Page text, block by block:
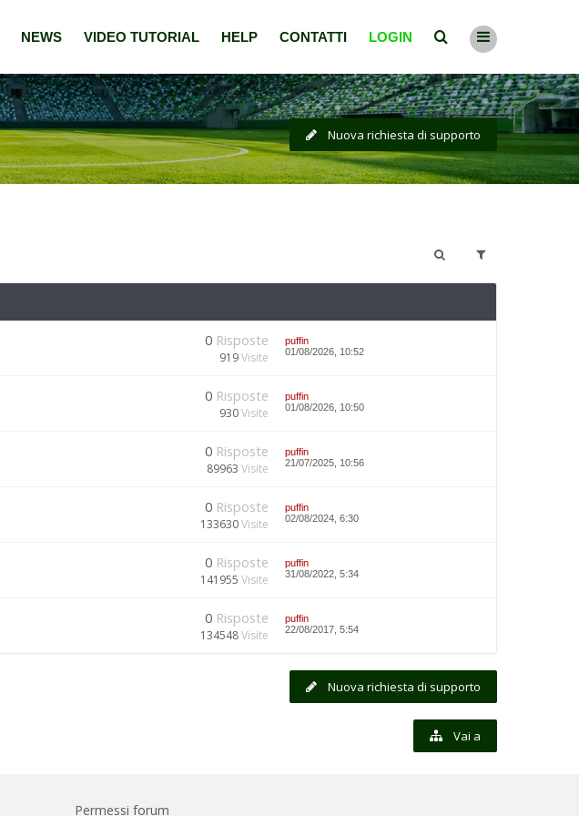
NEWS VIDEO TUTORIAL HELP CONTATTI LOGIN
Nuova richiesta di supporto
0 Risposte
919Visite
puffin
01/08/2026, 10:52
0 Risposte
930Visite
puffin
01/08/2026, 10:50
0 Risposte
89963 Visite
puffin
21/07/2025, 10:56
0 Risposte
133630Visite
puffin
02/08/2024, 6:30
0 Risposte
141955 Visite
puffin
31/08/2022, 5:34
0 Risposte
134548Visite
puffin
22/08/2017, 5:54
Nuova richiesta di supporto
Vai a
Permessi forum